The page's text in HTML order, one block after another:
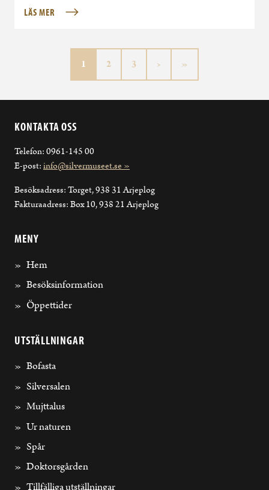
LÄS MER
Aktuell sida
1 Sida
2 Sida
3 › »
KONTAKTA OSS
Telefon: 0961-145 00
E-post:info@silvermuseet.se »
Besöksadress: Torget, 938 31 Arjeplog
Fakturaadress: Box 10, 938 21 Arjeplog
MENY
Hem
Besöksinformation
Öppettider
UTSTÄLLNINGAR
Bofasta
Silversalen
Mujttalus
Ur naturen
Spår
Doktorsgården
Tillfälliga utställningar